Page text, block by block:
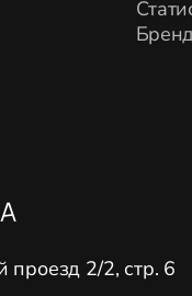
2/2, стр. 6